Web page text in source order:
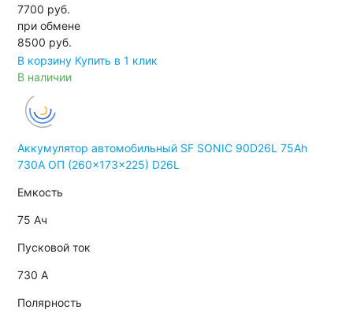
7700 руб.
при обмене
8500 руб.
В корзину Купить в 1 клик
В наличии
Аккумулятор автомобильный SF SONIC 90D26L 75Ah
730A ОП (260x173x225) D26L
Емкость
75 Ач
Пусковой ток
730 А
Полярность